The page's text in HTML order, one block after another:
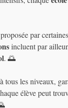
par
incluent par
. 🌅
tous les niveaux,
élève peut